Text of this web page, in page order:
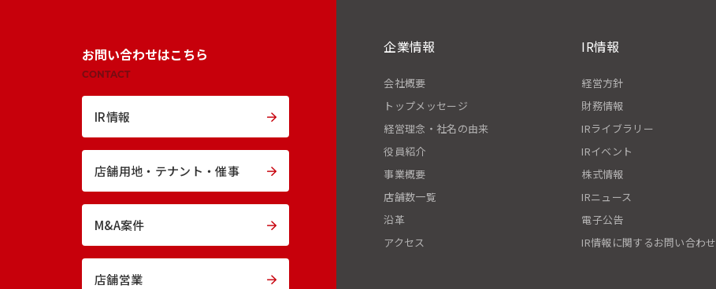
お問い合わせはこちら
CONTACT
IR情報
店舗用地・ テナント・催事
M&A案件
店舗営業
企業情報
会社概要
トップメッセージ
経営理念・社名の由来
役員紹介
事業概要
店舗数一覧
沿革
アクセス
IR情報
経営方針
財務情報
IRライブラリー
IRイベント
株式情報
IRニュース
電子公告
IR情報に関するお問い合わせ